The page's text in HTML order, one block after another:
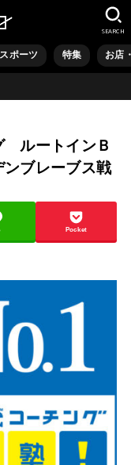
スポーツ 特集 お店
SEARCH
ルートインＢ
ブレーブス戦
Pocket